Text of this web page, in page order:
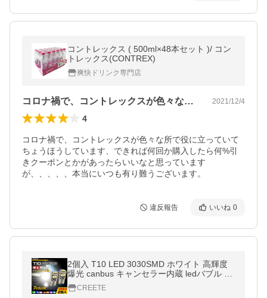
コントレックス ( 500ml×48本セット )/ コン
トレックス(CONTREX)
爽快ドリンク専門店
コロナ禍で、コントレックスが色々な所で… 2021/12/4
4
コロナ禍で、コントレックスが色々な所で役に立っていて
ちょうほうしています、できれば何回か購入したら何%引
きクーポンとかがあったらいいなと思っています
が、、、、、本当にいつも有り難うございます。
違反報告 いいね 0
2個入 T10 LED 3030SMD ホワイト 高輝度
爆光 canbus キャンセラー内蔵 ledバブル チ
ップ搭載 12V ポジションランプ ナンバー灯
ルーム ウェッジ
CREETE